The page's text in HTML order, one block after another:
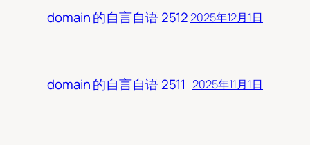
domain 的自言自语 25122025年12月1日
domain 的自言自语 2511 2025年11月1日